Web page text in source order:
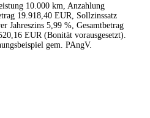
10.000 km, Anzahlung
19.918,40 EUR, Sollzinssatz
Jahreszins 5,99 %, Gesamtbetrag
EUR (Bonität vorausgesetzt).
gem. PAngV.